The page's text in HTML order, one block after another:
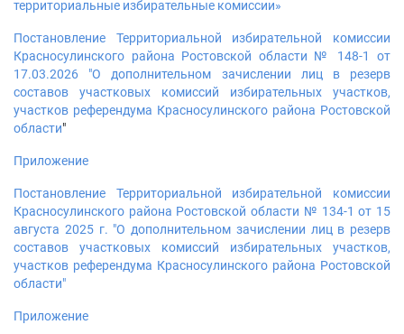
территориальные избирательные комиссии»
Постановление Территориальной избирательной комиссии
Красносулинского района Ростовской области № 148-1 от
17.03.2026 "О дополнительном зачислении лиц в резерв
составов участковых комиссий избирательных участков,
участков референдума Красносулинского района Ростовской
области"
Приложение
Постановление Территориальной избирательной комиссии
Красносулинского района Ростовской области № 134-1 от 15
августа 2025 г. "О дополнительном зачислении лиц в резерв
составов участковых комиссий избирательных участков,
участков референдума Красносулинского района Ростовской
области"
Приложение